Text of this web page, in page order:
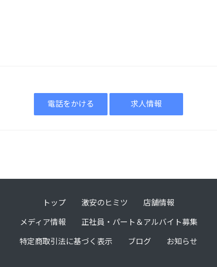
電話をかける 求人情報
トップ 激安のヒミツ 店舗情報
メディア情報 正社員・パート＆アルバイト募集
特定商取引法に基づく表示 ブログ お知らせ